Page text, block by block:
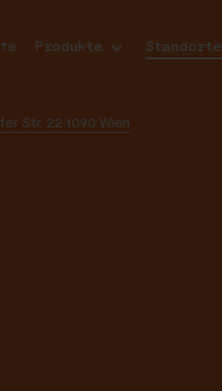
Produkte Standorte
Str. 22 1090 Wien